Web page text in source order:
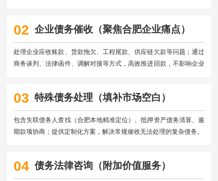
02 企业债务催收（聚焦合肥企业痛点）
处理企业应收账款、货款拖欠、工程尾款、供应链欠款等问题；通过
商务谈判、法律函件、调解对接等方式，高效推进回款，不影响企业
03 特殊债务处理（填补市场空白）
包含失联债务人查找（合肥本地精准定位）、抵押资产债务清算、逾
期款项协商；提供定制化方案，解决常规催收无法处理的复杂债务。
04 债务法律咨询（附加价值服务）